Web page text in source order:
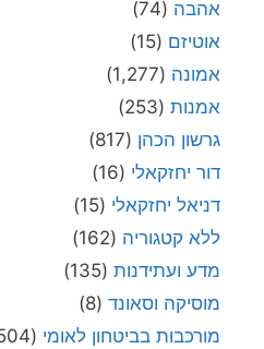
אהבה (74)
אוטיזם (15)
אמונה (1,277)
אמנות (253)
גרשון הכהן (817)
דור יחזקאלי (16)
דניאל יחזקאלי (15)
ללא קטגוריה (162)
מדע ועתידנות (135)
מוסיקה וסאונד (8)
מורכבות בביטחון לאומי (4,504)